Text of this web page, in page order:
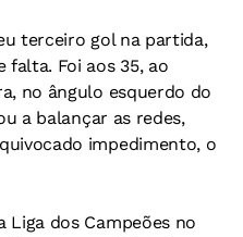
terceiro gol na partida,
falta. Foi aos 35, ao
no ângulo esquerdo do
a balançar as redes,
impedimento, o
Liga dos Campeões no